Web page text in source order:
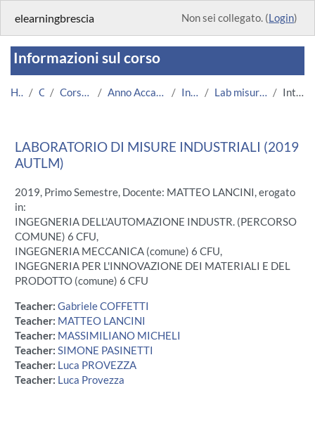
elearningbrescia Non sei collegato. (Login)
Informazioni sul corso
Home Corsi Corsi Istituzionali Anno Accademico 2019/2020 Ingegneria Lab misure industriali 2019 Introduzione
LABORATORIO DI MISURE INDUSTRIALI (2019
AUTLM)
2019, Primo Semestre, Docente: MATTEO LANCINI, erogato
in:
INGEGNERIA DELL'AUTOMAZIONE INDUSTR. (PERCORSO
COMUNE) 6 CFU,
INGEGNERIA MECCANICA (comune) 6 CFU,
INGEGNERIA PER L'INNOVAZIONE DEI MATERIALI E DEL
PRODOTTO (comune) 6 CFU
Teacher: Gabriele COFFETTI
Teacher: MATTEO LANCINI
Teacher: MASSIMILIANO MICHELI
Teacher: SIMONE PASINETTI
Teacher: Luca PROVEZZA
Teacher: Luca Provezza